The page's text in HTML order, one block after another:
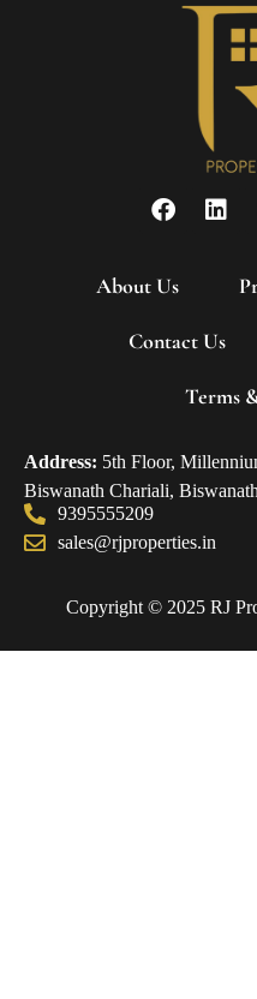
About Us
Contact Us
Terms
Address: 5th Floor,
Biswanath Chariali,
9395555209
sales@rjproperties.in
Copyright © 2025 RJ